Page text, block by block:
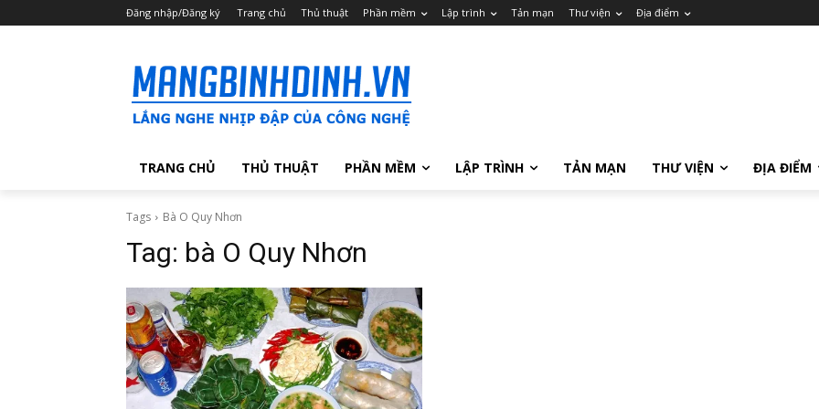
Đăng nhập/Đăng ký Trang chủ Thủ thuật Phần mềm Lập trình Tản mạn Thư viện Địa điểm
TRANG CHỦ THỦ THUẬT PHẦN MỀM LẬP TRÌNH TẢN MẠN THƯ VIỆN ĐỊA ĐIỂM
Tags Bà O Quy Nhơn
Tag: bà O Quy Nhơn